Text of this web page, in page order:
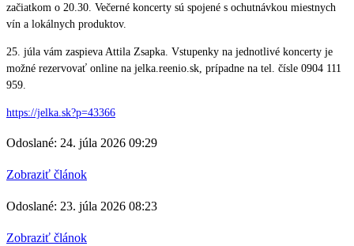
začiatkom o 20.30. Večerné koncerty sú spojené s ochutnávkou miestnych
vín a lokálnych produktov.
25. júla vám zaspieva Attila Zsapka. Vstupenky na jednotlivé koncerty je
možné rezervovať online na jelka.reenio.sk, prípadne na tel. čísle 0904 111
959.
https://jelka.sk?p=43366
Odoslané: 24. júla 2026 09:29
Zobraziť článok
Odoslané: 23. júla 2026 08:23
Zobraziť článok